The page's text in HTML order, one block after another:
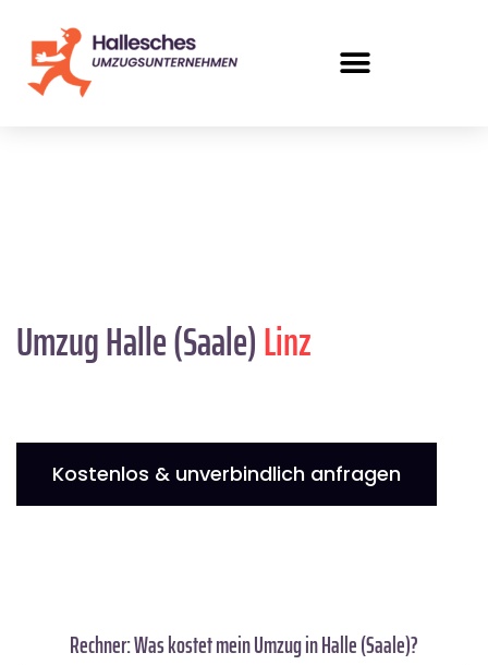
Umzug Halle (Saale)Linz
Kostenlos & unverbindlich anfragen
Rechner: Was kostet mein Umzug in Halle (Saale)?